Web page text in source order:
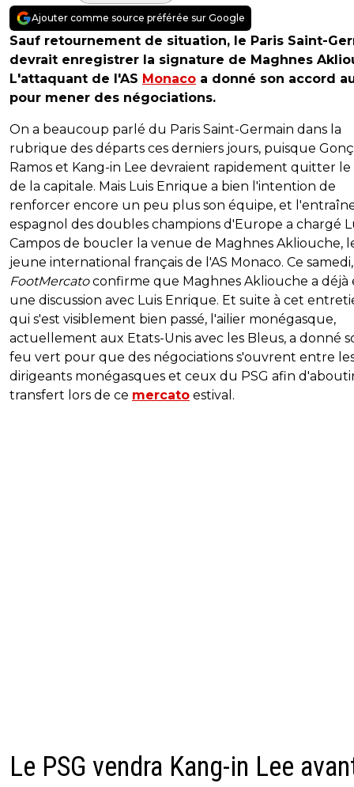
Ajouter comme source préférée sur Google
Sauf retournement de situation, le Paris Saint-
devrait enregistrer la signature de Maghnes
L'attaquant de l'AS Monaco a donné son accord
pour mener des négociations.
On a beaucoup parlé du Paris Saint-Germain dans la
rubrique des départs ces derniers jours, puisque
Ramos et Kang-in Lee devraient rapidement quitter
de la capitale. Mais Luis Enrique a bien l'intention de
renforcer encore un peu plus son équipe, et
espagnol des doubles champions d'Europe a chargé
Campos de boucler la venue de Maghnes Akliouche,
jeune international français de l'AS Monaco. Ce samedi,
FootMercatoconfirme que Maghnes Akliouche a déjà
une discussion avec Luis Enrique. Et suite à cet
qui s'est visiblement bien passé, l'ailier monégasque,
actuellement aux Etats-Unis avec les Bleus, a donné
feu vert pour que des négociations s'ouvrent entre
dirigeants monégasques et ceux du PSG afin
transfert lors de ce mercato estival.
Le PSG vendra Kang-in Lee